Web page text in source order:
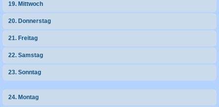
19. Mittwoch
20. Donnerstag
21. Freitag
22. Samstag
23. Sonntag
24. Montag